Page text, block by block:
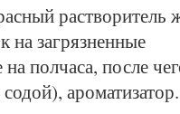
растворитель
загрязненные
полчаса, после
ароматизатор.